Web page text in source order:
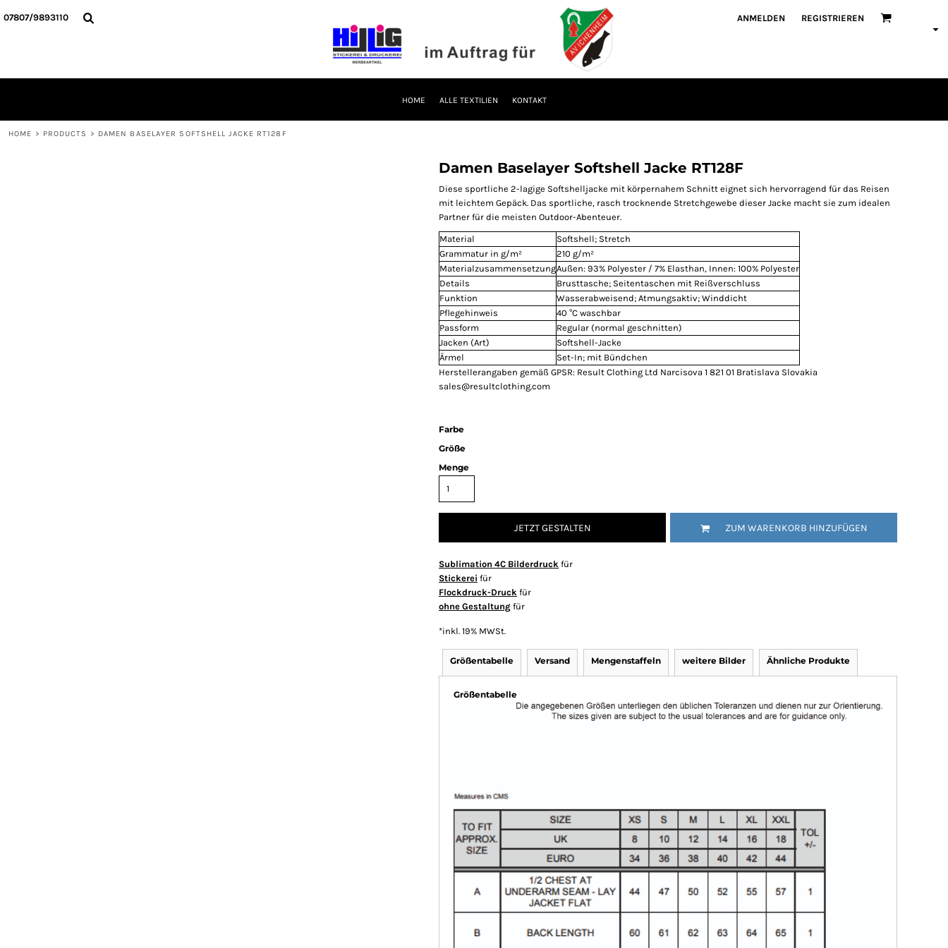
07807/9893110 ANMELDEN REGISTRIEREN
HOME ALLE TEXTILIEN KONTAKT
HOME > PRODUCTS > DAMEN BASELAYER SOFTSHELL JACKE RT128F
Damen Baselayer Softshell Jacke RT128F
Diese sportliche 2-lagige Softshelljacke mit körpernahem Schnitt eignet sich hervorragend für das Reisen
mit leichtem Gepäck. Das sportliche, rasch trocknende Stretchgewebe dieser Jacke macht sie zum idealen
Partner für die meisten Outdoor-Abenteuer.
Material
Softshell; Stretch
Grammatur in g/m²
210 g/m²
MaterialzusammensetzungAußen: 93% Polyester / 7% Elasthan, Innen: 100% Polyester
Details
Brusttasche; Seitentaschen mit Reißverschluss
Funktion
Wasserabweisend; Atmungsaktiv; Winddicht
Pflegehinweis
40 °C waschbar
Passform
Regular (normal geschnitten)
Jacken (Art)
Softshell-Jacke
Ärmel
Set-In; mit Bündchen
Herstellerangaben gemäß GPSR: Result Clothing Ltd Narcisova 1 821 01 Bratislava Slovakia
sales@resultclothing.com
Farbe
Größe
Menge
JETZT GESTALTEN ZUM WARENKORB HINZUFÜGEN
Sublimation 4C Bilderdruck für
Stickerei für
Flockdruck-Druck für
ohne Gestaltung für
*inkl. 19% MWSt.
Größentabelle Versand Mengenstaffeln weitere Bilder Ähnliche Produkte
Größentabelle
HOME
ANMELDEN